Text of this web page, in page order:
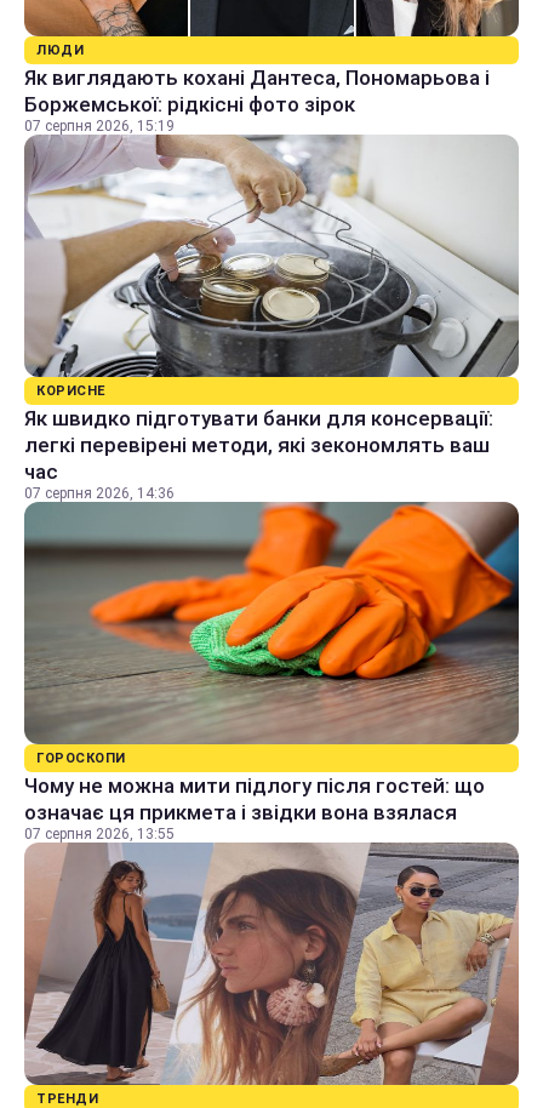
ЛЮДИ
Як виглядають кохані Дантеса, Пономарьова і
Боржемської: рідкісні фото зірок
07 серпня 2026, 15:19
КОРИСНЕ
Як швидко підготувати банки для консервації:
легкі перевірені методи, які зекономлять ваш
час
07 серпня 2026, 14:36
ГОРОСКОПИ
Чому не можна мити підлогу після гостей: що
означає ця прикмета і звідки вона взялася
07 серпня 2026, 13:55
ТРЕНДИ